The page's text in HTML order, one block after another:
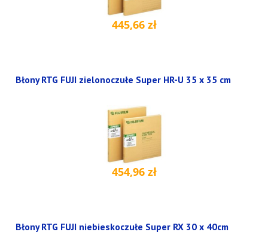
445,66 zł
Błony RTG FUJI zielonoczułe Super HR-U 35 x 35 cm
454,96 zł
Błony RTG FUJI niebieskoczułe Super RX 30 x 40cm